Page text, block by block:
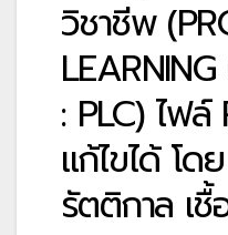
วิชาชีพ
: PLC) ไฟ
แก้ไขได้ โ
รัตติกาล เ